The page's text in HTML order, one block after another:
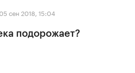
05 сен 2018, 15:04
подорожает?